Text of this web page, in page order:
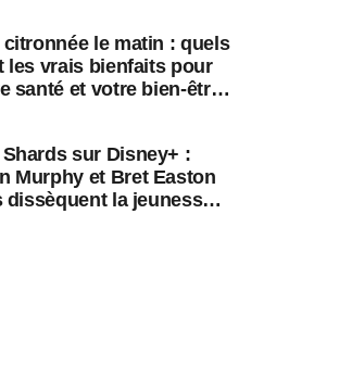
citronnée le matin : quels
les vrais bienfaits pour
santé et votre bien-être
sur Disney+ :
Murphy et Bret Easton
dissèquent la jeunesse